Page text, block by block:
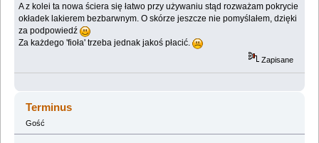
A z kolei ta nowa ściera się łatwo przy używaniu stąd rozważam pokrycie
okładek lakierem bezbarwnym. O skórze jeszcze nie pomyślałem, dzięki
za podpowiedź
Za każdego 'fioła' trzeba jednak jakoś płacić.
Zapisane
Terminus
Gość